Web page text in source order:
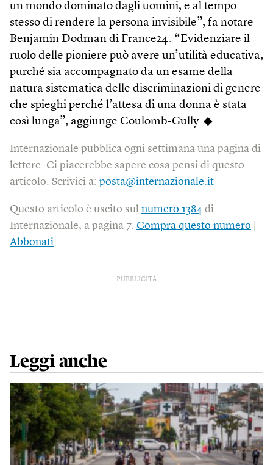
un mondo dominato dagli uomini, e al tempo
stesso di rendere la persona invisibile”, fa notare
Benjamin Dodman di France24. “Evidenziare il
ruolo delle pioniere può avere un’utilità educativa,
purché sia accompagnato da un esame della
natura sistematica delle discriminazioni di genere
che spieghi perché l’attesa di una donna è stata
così lunga”, aggiunge Coulomb-Gully. ◆
Internazionale pubblica ogni settimana una pagina di
lettere. Ci piacerebbe sapere cosa pensi di questo
articolo. Scrivici a: posta@internazionale.it
Questo articolo è uscito sul numero 1384 di
Internazionale, a pagina 7. Compra questo numero
Abbonati
PUBBLICITÀ
Leggi anche